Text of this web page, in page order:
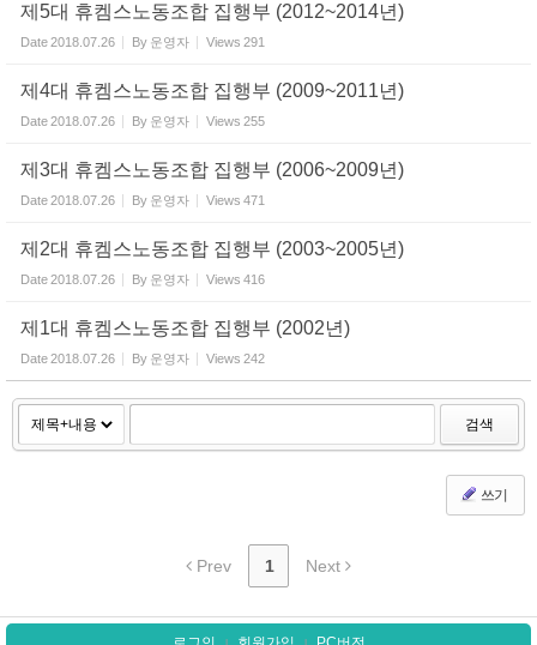
제5대 휴켐스노동조합 집행부 (2012~2014년)
Date2018.07.26 By 운영자 Views 291
제4대 휴켐스노동조합 집행부 (2009~2011년)
Date2018.07.26 By 운영자 Views 255
제3대 휴켐스노동조합 집행부 (2006~2009년)
Date2018.07.26 By 운영자 Views 471
제2대 휴켐스노동조합 집행부 (2003~2005년)
Date2018.07.26 By 운영자 Views 416
제1대 휴켐스노동조합 집행부 (2002년)
Date2018.07.26 By 운영자 Views 242
검색
쓰기
Prev 1 Next